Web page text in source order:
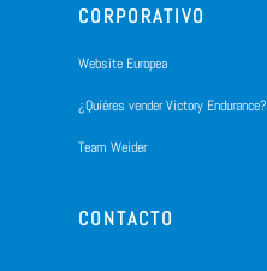
CORPORATIVO
Website Europea
¿Quiéres vender Victory Endurance?
Team Weider
CONTACTO